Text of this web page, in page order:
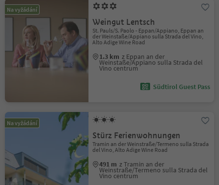
Na vyžádání
Weingut Lentsch
St. Pauls/S. Paolo - Eppan/Appiano, Eppan an
der Weinstaße/Appiano sulla Strada del Vino,
Alto Adige Wine Road
1.3 km z Eppan an der
Weinstaße/Appiano sulla Strada del
Vino centrum
Südtirol Guest Pass
Na vyžádání
Stürz Ferienwohnungen
Tramin an der Weinstraße/Termeno sulla Strada
del Vino, Alto Adige Wine Road
491 m z Tramin an der
Weinstraße/Termeno sulla Strada del
Vino centrum